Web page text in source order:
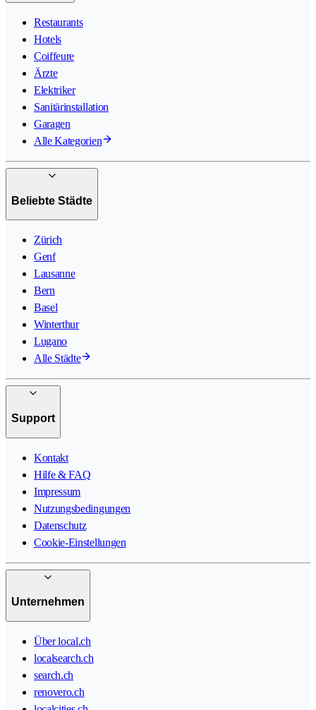
Restaurants
Hotels
Coiffeure
Ärzte
Elektriker
Sanitärinstallation
Garagen
Alle Kategorien
Beliebte Städte
Zürich
Genf
Lausanne
Bern
Basel
Winterthur
Lugano
Alle Städte
Support
Kontakt
Hilfe & FAQ
Impressum
Nutzungsbedingungen
Datenschutz
Cookie-Einstellungen
Unternehmen
Über local.ch
localsearch.ch
search.ch
renovero.ch